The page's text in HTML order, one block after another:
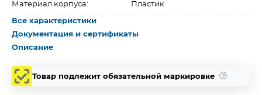
Материал корпуса: Пластик
Все характеристики
Документация и сертификаты
Описание
Товар подлежит обязательной маркировке